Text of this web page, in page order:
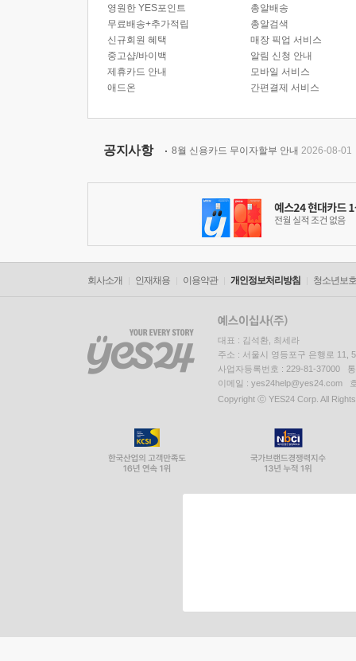
영원한 YES포인트
무료배송+추가적립
신규회원 혜택
중고샵/바이백
제휴카드 안내
애드온
총알배송
총알검색
매장 픽업 서비스
알림 신청 안내
모바일 서비스
간편결제 서비스
공지사항 8월 신용카드 무이자할부 안내 2026-08-01
회사소개 인재채용 이용약관 개인정보처리방침 청소년보
대표 : 김석환, 최세라
주소 : 서울시 영등포구 은행로 11,
사업자등록번호 : 229-81-37000
이메일 : yes24help@yes24.com
Copyright ⓒ YES24 Corp. All